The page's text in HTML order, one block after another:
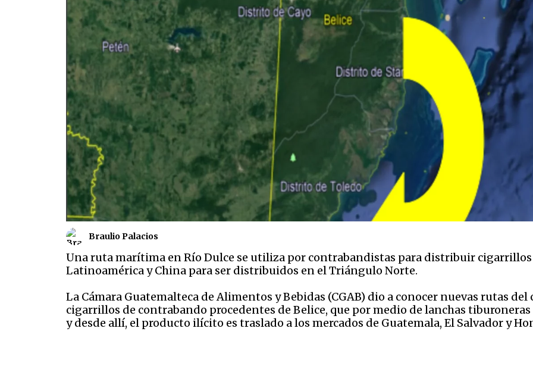
Braulio Palacios
Una ruta marítima en Río Dulce se utiliza por contrabandistas para distribuir
Latinoamérica y China para ser distribuidos en el Triángulo Norte.
La Cámara Guatemalteca de Alimentos y Bebidas (CGAB) dio a conocer nuevas rutas
cigarrillos de contrabando procedentes de Belice, que por medio de lanchas
y desde allí, el producto ilícito es traslado a los mercados de Guatemala, El Salvador y